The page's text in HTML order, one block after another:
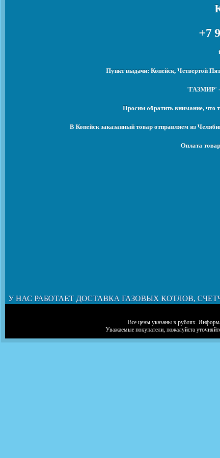
+7
Пункт выдачи: Копейск, Четвертой
'ГАЗМИР' -
Просим обратить внимание, что
В Копейск заказанный товар отправляем из
Оплата
У НАС РАБОТАЕТ ДОСТАВКА ГАЗОВЫХ КОТЛОВ,
Все цены указаны в рублях.
Уважаемые покупатели, пожалуйста